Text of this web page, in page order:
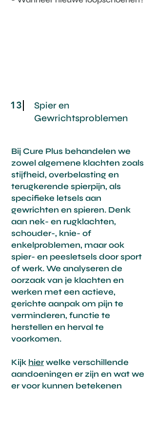
13
Spier en
Gewrichtsproblemen
Bij Cure Plus behandelen we
zowel algemene klachten zoals
stijfheid, overbelasting en
terugkerende spierpijn, als
specifieke letsels aan
gewrichten en spieren. Denk
aan nek- en rugklachten,
schouder-, knie- of
enkelproblemen, maar ook
spier- en peesletsels door sport
of werk. We analyseren de
oorzaak van je klachten en
werken met een actieve,
gerichte aanpak om pijn te
verminderen, functie te
herstellen en herval te
voorkomen.
Kijk hierwelke verschillende
aandoeningen er zijn en wat we
er voor kunnen betekenen